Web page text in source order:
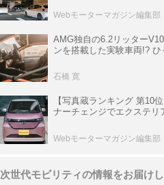
数ある
Webモーターマガジン編集部
AMG独自の6.2リッター
ンを搭載した実験車両!? ひ
P900 プロトタイプ」とは
石橋 寛
【写真蔵ランキング 第10
ナーチェンジでエクステリ
クラ」
Webモーターマガジン編集部
次世代モビリティの情報をお届け